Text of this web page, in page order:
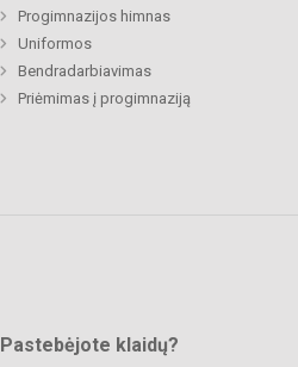
Progimnazijos himnas
Uniformos
Bendradarbiavimas
Priėmimas į progimnaziją
Pastebėjote klaidų?